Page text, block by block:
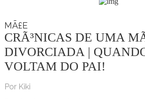
MÃ£E
CRÃ³NICAS DE UMA
DIVORCIADA |
VOLTAM DO PAI!
Por Kiki